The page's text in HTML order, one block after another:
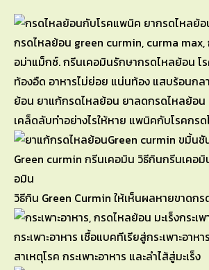
เคล็ดลับทำอย่างไรให้หาย แพนิคกับโรคกร
วิธีกิน Green Curmin ให้เห็นผลหายขาดก
สาเหตุโรค กระเพาะอาหาร และลำไส้สู่มะเร็ง